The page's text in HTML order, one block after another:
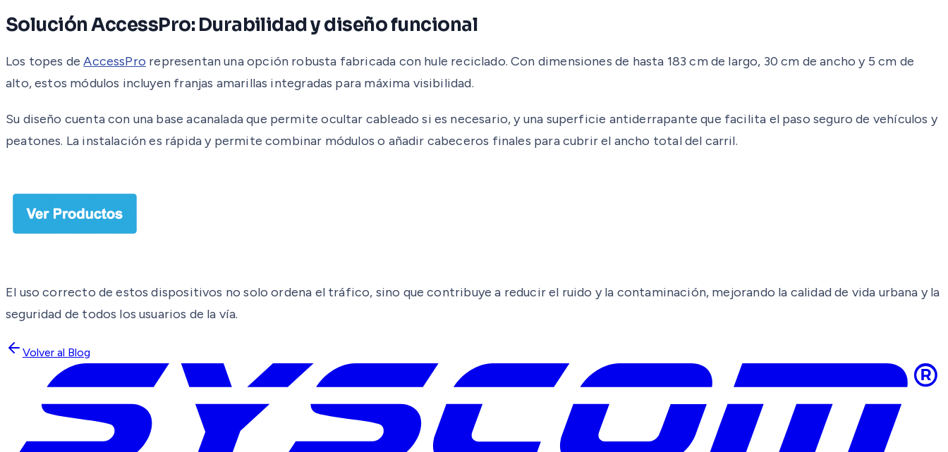
Solución AccessPro: Durabilidad y diseño funcional
Los topes deAccessPro representan una opción robusta fabricada con hule reciclado. Con dimensiones de hasta 183 cm de largo, 30 cm de ancho y 5 cm de
alto, estos módulos incluyen franjas amarillas integradas para máxima visibilidad.
Su diseño cuenta con una base acanalada que permite ocultar cableado si es necesario, y una superficie antiderrapante que facilita el paso seguro de vehículos y
peatones. La instalación es rápida y permite combinar módulos o añadir cabeceros finales para cubrir el ancho total del carril.
El uso correcto de estos dispositivos no solo ordena el tráfico, sino que contribuye a reducir el ruido y la contaminación, mejorando la calidad de vida urbana y la
seguridad de todos los usuarios de la vía.
Volver al Blog